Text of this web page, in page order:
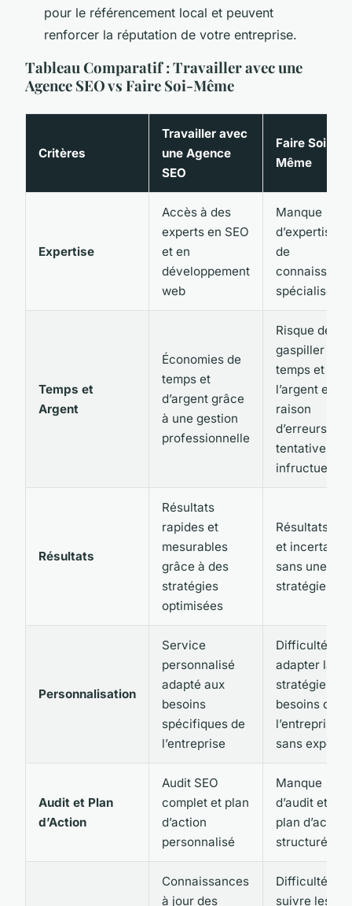
pour le référencement local et peuvent
renforcer la réputation de votre entreprise.
Tableau Comparatif : Travailler avec une
Agence SEO vs Faire Soi-Même
Critères
Travailler avec
une Agence
SEO
Faire Soi-
Même
Expertise
Accès à des
experts en SEO
et en
développement
web
Manque
d’expertise et
de
spécialisées
Temps et
Argent
Économies de
temps et
d’argent grâce
à une gestion
professionnelle
Risque de
gaspiller du
temps et de
l’argent en
raison
d’erreurs et
tentatives
Résultats
Résultats
rapides et
mesurables
grâce à des
stratégies
optimisées
Résultats
et incertains
sans une
stratégie
Personnalisation
Service
personnalisé
adapté aux
besoins
spécifiques de
l’entreprise
Difficulté à
adapter la
stratégie aux
besoins de
l’entreprise
sans
Audit et Plan
d’Action
Audit SEO
complet et plan
d’action
personnalisé
Manque
d’audit et de
plan d’action
structuré
Connaissances
à jour des
Difficulté à
suivre les